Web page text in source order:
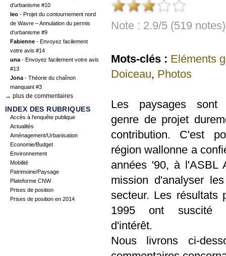
d’urbanisme #10
leo - Projet du contournement nord
de Wavre – Annulation du permis
d’urbanisme #9
Fabienne - Envoyez facilement
votre avis #14
una - Envoyez facilement votre avis
#13
Jona - Théorie du chaînon
manquant #3
→ plus de commentaires
INDEX DES RUBRIQUES
Accès à l'enquête publique
Actualités
Aménagement/Urbanisation
Economie/Budget
Environnement
Mobilité
Patrimoine/Paysage
Plateforme CNW
Prises de position
Prises de position en 2014
Note : 2.9/5 (519 notes)
Mots-clés : Eléments
Doiceau, Photos
Les paysages
genre de projet
contribution. C'est
région wallonne a
années '90, à l'ASBL
mission d'analyser
secteur. Les résultats
1995 ont suscité
d'intérêt.
Nous livrons ci-